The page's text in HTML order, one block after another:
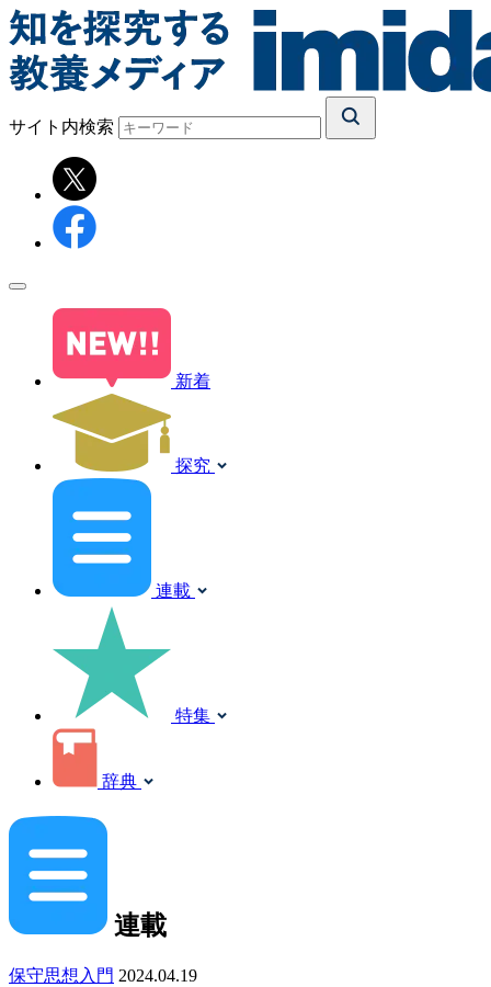
サイト内検索
新着
探究
連載
特集
辞典
連載
保守思想入門 2024.04.19